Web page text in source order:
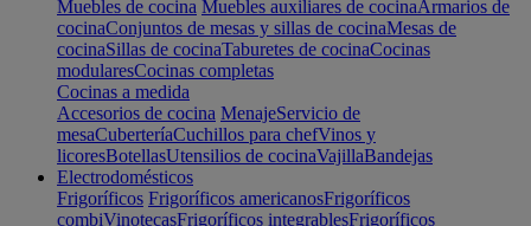
Muebles de cocina Muebles auxiliares de cocinaArmarios de
cocinaConjuntos de mesas y sillas de cocinaMesas de
cocinaSillas de cocinaTaburetes de cocinaCocinas
modularesCocinas completas
Cocinas a medida
Accesorios de cocina MenajeServicio de
mesaCuberteríaCuchillos para chefVinos y
licoresBotellasUtensilios de cocinaVajillaBandejas
Electrodomésticos
Frigoríficos Frigoríficos americanosFrigoríficos
combiVinotecasFrigoríficos integrablesFrigoríficos